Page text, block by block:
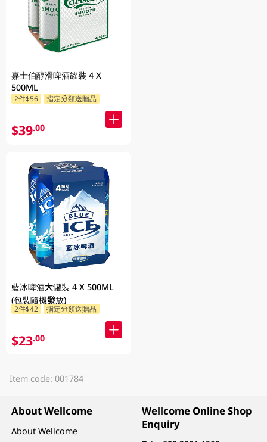
嘉士伯醇滑啤酒罐裝 4 X
500ML
2件$56 指定分類送贈品
$39.00
藍冰啤酒大罐裝 4 X 500ML
(包裝隨機發放)
2件$42 指定分類送贈品
$23.00
Item code: 001784
About Wellcome
About Wellcome
Wellcome Online Shop
Enquiry